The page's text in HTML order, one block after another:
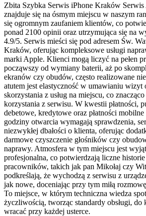
Zbita Szybka Serwis iPhone Kraków
znajduje się na ósmym miejscu w naszym
się ogromnym zaufaniem klientów, co
ponad 2100 opinii oraz utrzymująca się na
4.9/5. Serwis mieści się pod adresem Św.
Kraków, oferując kompleksowe usługi
marki Apple. Klienci mogą liczyć na pełen
począwszy od wymiany baterii, aż po
ekranów czy obudów, często realizowane
atutem jest elastyczność w umawianiu wizyt
skorzystania z usług na miejscu, co
korzystania z serwisu. W kwestii płatności,
debetowe, kredytowe oraz płatności
godziny otwarcia wymagają sprawdzenia,
niezwykłej dbałości o klienta, oferując
darmowe czyszczenie głośników czy
naprawy. Atmosfera w tym miejscu jest
profesjonalna, co potwierdzają liczne
pracowników, takich jak pan Mikołaj czy
podkreślają, że wychodzą z serwisu z
jak nowe, doceniając przy tym miłą
To miejsce, w którym techniczna wiedza
życzliwością, tworząc standardy obsługi, do
wracać przy każdej usterce.